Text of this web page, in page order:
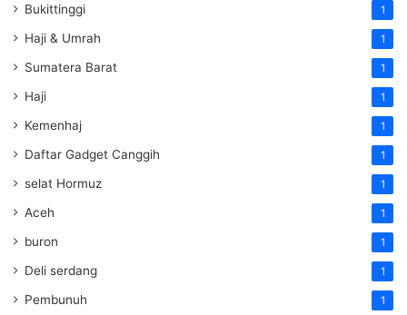
Bukittinggi 1
Haji & Umrah 1
Sumatera Barat 1
Haji 1
Kemenhaj 1
Daftar Gadget Canggih 1
selat Hormuz 1
Aceh 1
buron 1
Deli serdang 1
Pembunuh 1